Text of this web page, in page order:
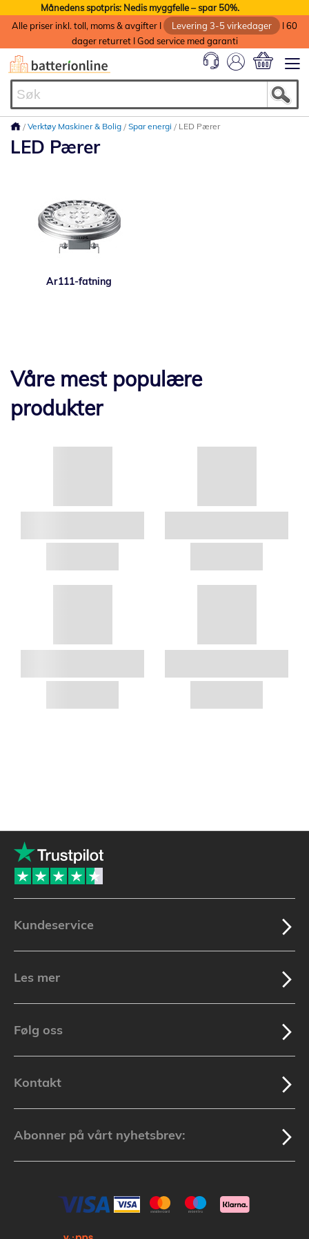
Månedens spotpris: Nedis myggfelle – spar 50%.
Alle priser inkl. toll, moms & avgifter I
Levering 3-5 virkedager
I 60
dager returret I God service med garanti
Verktøy Maskiner & Bolig Spar energi LED Pærer
LED Pærer
Ar111-fatning
Våre mest populære
produkter
Kundeservice
Les mer
Følg oss
Kontakt
Abonner på vårt nyhetsbrev: